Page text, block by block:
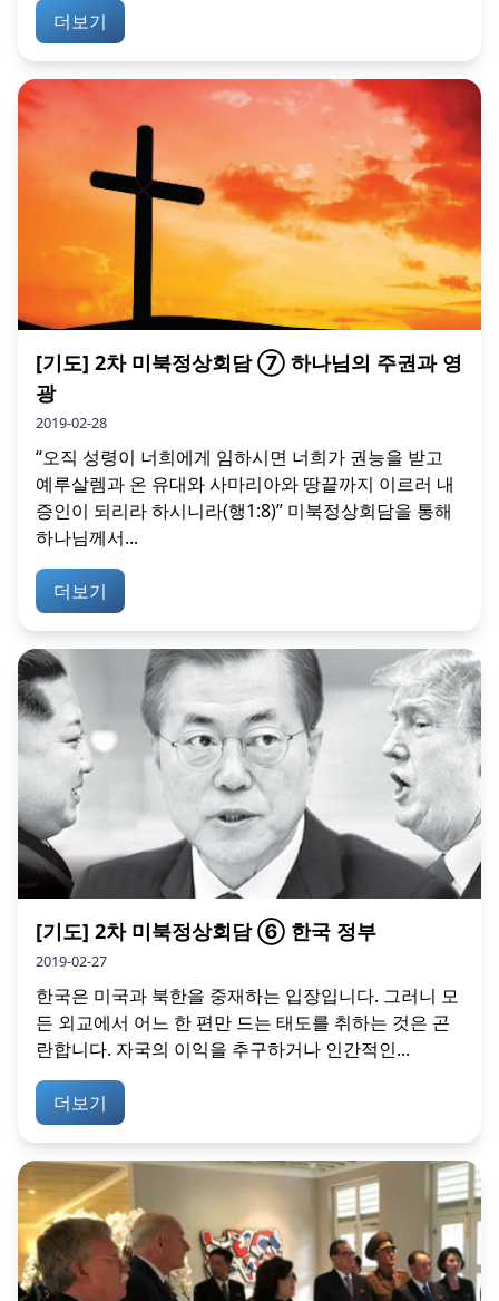
더보기
[기도] 2차 미북정상회담 ⑦ 하나님의 주권과 영
광
2019-02-28
“오직 성령이 너희에게 임하시면 너희가 권능을 받고
예루살렘과 온 유대와 사마리아와 땅끝까지 이르러 내
증인이 되리라 하시니라(행1:8)” 미북정상회담을 통해
하나님께서...
더보기
[기도] 2차 미북정상회담 ⑥ 한국 정부
2019-02-27
한국은 미국과 북한을 중재하는 입장입니다. 그러니 모
든 외교에서 어느 한 편만 드는 태도를 취하는 것은 곤
란합니다. 자국의 이익을 추구하거나 인간적인...
더보기